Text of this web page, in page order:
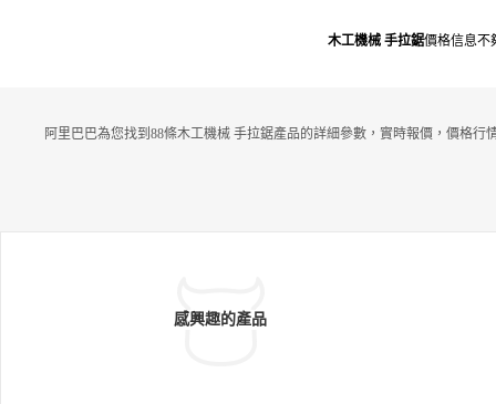
木工機械 手拉鋸價格信息不
阿里巴巴為您找到88條木工機械 手拉鋸產品的詳細參數，實時報價，價格行
感興趣的產品